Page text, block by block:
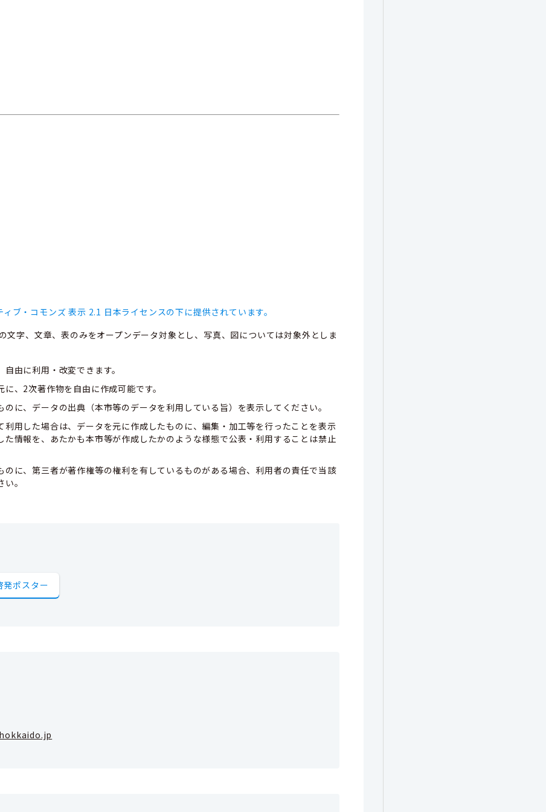
ィブ・コモンズ 表示 2.1 日本ライセンスの下に提供されています。
字、文章、表のみをオープンデータ対象とし、写真、図については対象外としま
由に利用・改変できます。
、2次著作物を自由に作成可能です。
に、データの出典（本市等のデータを利用している旨）を表示してください。
用した場合は、データを元に作成したものに、編集・加工等を行ったことを表示
た情報を、あたかも本市等が作成したかのような様態で公表・利用することは禁止
に、第三者が著作権等の権利を有しているものがある場合、利用者の責任で当該
。
発ポスター